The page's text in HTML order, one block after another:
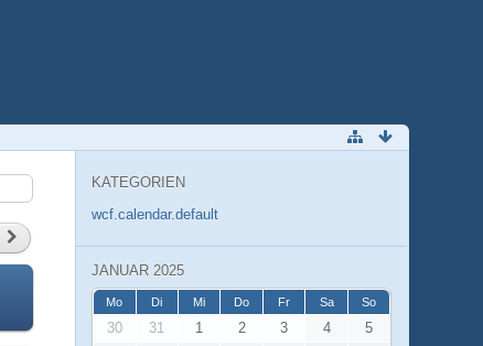
KATEGORIEN
wcf.calendar.default
JANUAR 2025
Mo Di Mi Do Fr Sa So
30 31 1 2 3 4
5